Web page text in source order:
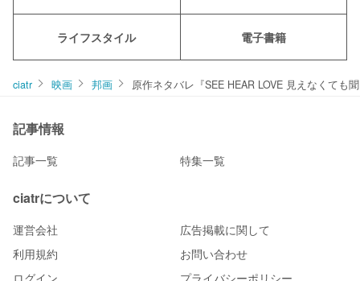
ライフスタイル 電子書籍
ciatr 映画 邦画 原作ネタバレ『SEE HEAR LOVE 見えなくても
記事情報
記事一覧 特集一覧
ciatrについて
運営会社
広告掲載に関して
利用規約
お問い合わせ
ログイン
プライバシーポリシー